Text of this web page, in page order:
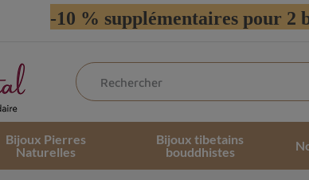
-10 % supplémentaires pour 2
Bijoux Pierres
Naturelles
Bijoux tibetains
bouddhistes